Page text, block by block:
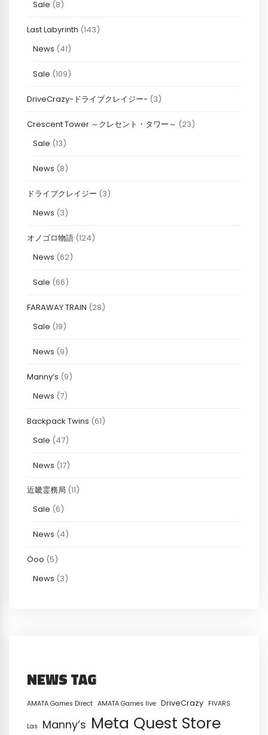
Sale (8)
Last Labyrinth (143)
News (41)
Sale (109)
DriveCrazy-ドライブクレイジー- (3)
Crescent Tower ～クレセント・タワー～ (23)
Sale (13)
News (8)
ドライブクレイジー (3)
News (3)
オノゴロ物語 (124)
News (62)
Sale (66)
FARAWAY TRAIN (28)
Sale (19)
News (9)
Manny’s (9)
News (7)
Backpack Twins (61)
Sale (47)
News (17)
近畿霊務局 (11)
Sale (6)
News (4)
Öoo (5)
News (3)
NEWS TAG
AMATA Games Direct AMATA Games live DriveCrazy FIVARS
Las Manny’s Meta Quest Store